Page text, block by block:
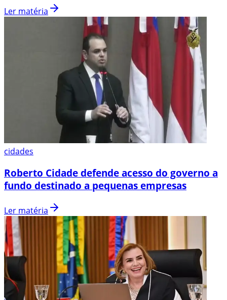
Ler matéria
cidades
Roberto Cidade defende acesso do governo a
fundo destinado a pequenas empresas
Ler matéria